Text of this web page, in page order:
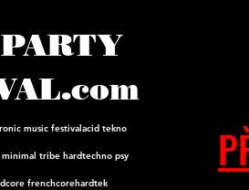
music festivalacid tekno
minimal tribe hardtechno psy
frenchcorehardtek